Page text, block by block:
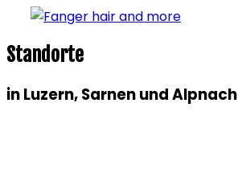
Standorte
in Luzern, Sarnen und Alpnach